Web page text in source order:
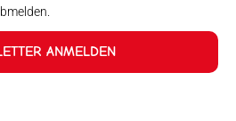
ANMELDEN